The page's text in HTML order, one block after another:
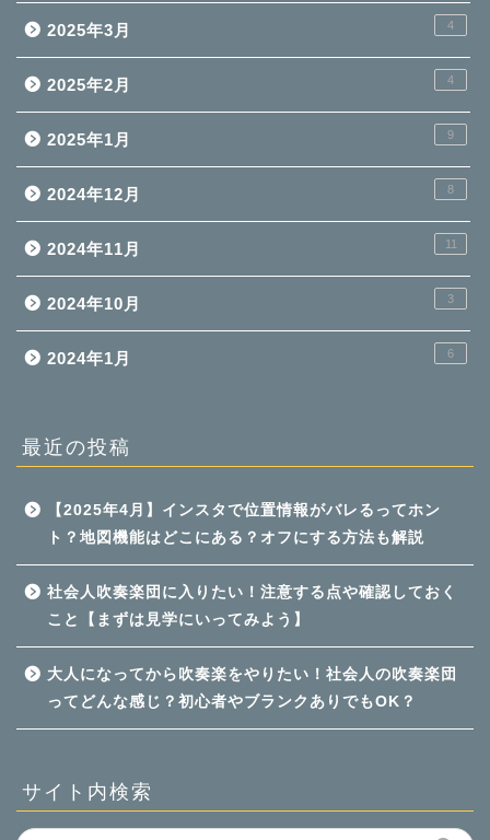
2025年3月 4
2025年2月 4
2025年1月 9
2024年12月 8
2024年11月 11
2024年10月 3
2024年1月 6
最近の投稿
【2025年4月】インスタで位置情報がバレるってホン
ト？地図機能はどこにある？オフにする方法も解説
社会人吹奏楽団に入りたい！注意する点や確認しておく
こと【まずは見学にいってみよう】
大人になってから吹奏楽をやりたい！社会人の吹奏楽団
ってどんな感じ？初心者やブランクありでもOK？
サイト内検索